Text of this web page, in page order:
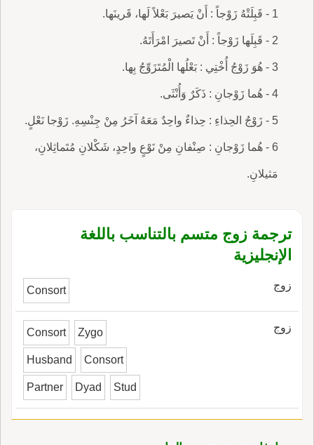
1 - قَبِلَتْهُ زَوْجاً : أَنْ يَصيرَ بَعْلاً لَها، قَرينَها.
2 - قَبِلَها زَوْجاً : أَنْ تَصيرَ امْرَأَتَهُ.
3 - هُوَ زَوْجُ أُخْتِي : بَعْلُها الْمُتَزَوِّجُ بِها.
4 - هُما زَوْجانِ : ذَكَرٌ وَأُنْثَى.
5 - زَوْجُ الحِذاءِ : حِذاءٌ واحِدٌ مَعَهُ آخَرُ مِنْ جِنْسِهِ. زَوْجا نَعْلٍ.
6 - هُما زَوْجانِ : صِنْفانِ مِنْ نَوْعٍ واحِدٍ، شَكْلانِ مُتَماثِلانِ،
مَثيلانِ.
ترجمة زوج متسم بالتناسب باللغة
الإنجليزية
زوج Consort
زوج Consort Zygo
Husband Consort
Partner Dyad Stud